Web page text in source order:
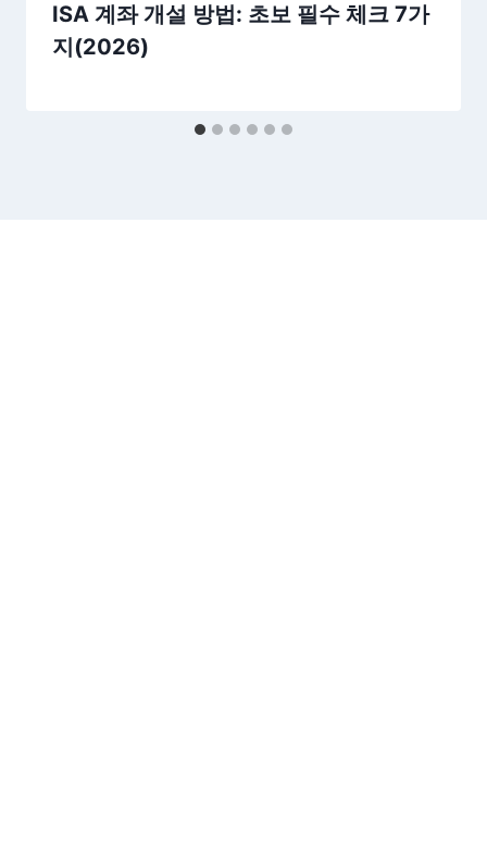
ISA 계좌 개설 방법: 초보 필수 체크 7가
지(2026)